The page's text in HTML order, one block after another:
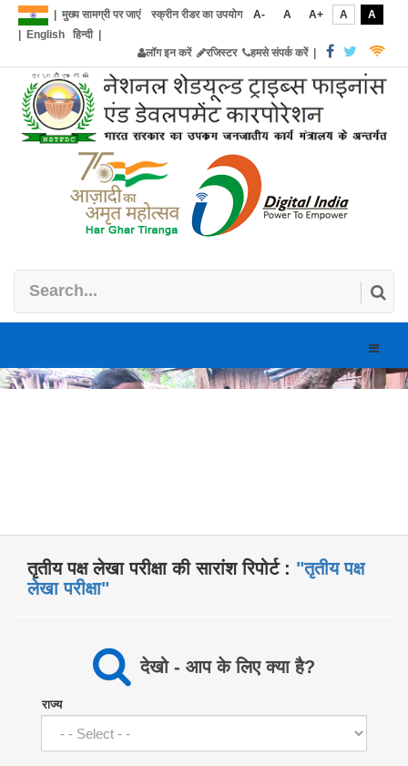
मुख्य सामग्री पर जाएं स्क्रीन रीडर का उपयोग A- A A+ A
A
English हिन्दी|
लॉग इन करें
रजिस्टर हमसे संपर्क करें|
Toggle
तृतीय पक्ष लेखा परीक्षा की सारांश रिपोर्ट : "तृतीय पक्ष
लेखा परीक्षा"
देखो - आप के लिए क्या है?
राज्य